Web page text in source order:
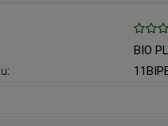
BIO